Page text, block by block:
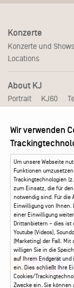
Konzerte
Konzerte und Shows
Locations
About KJ
Portrait KJ60
Medien &
Booking Presse
Service
Kontakt Leichte
Ticketshop
Ticketservice 040 -
Social Media
Instagram
Wir verwenden
Um unsere Webseite
Funktionen
Trackingtechnologien
zum Einsatz, die für
notwendig sind. Für die
Einwilligung von Ihnen.
einer Einwilligung
Drittanbietern – dies ist
Youtube (Videos),
(Marketing) der Fall.
willigen Sie in die
auf Ihrem Endgerät
ein. Dies schließt Ihre
Cookies/
Zwecke ein. Sie